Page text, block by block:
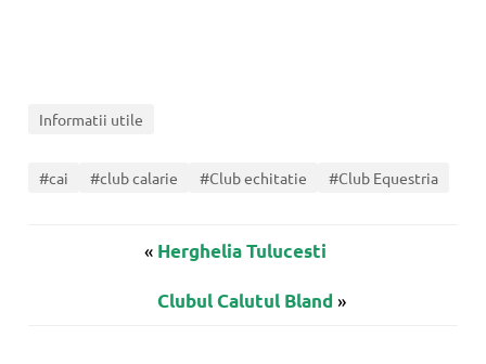
Informatii utile
#cai #club calarie #Club echitatie #Club Equestria
« Herghelia Tulucesti
Clubul Calutul Bland »